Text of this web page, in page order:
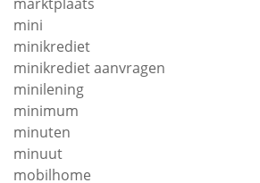
mini
minikrediet
minikrediet aanvragen
minilening
minimum
minuten
minuut
mobilhome